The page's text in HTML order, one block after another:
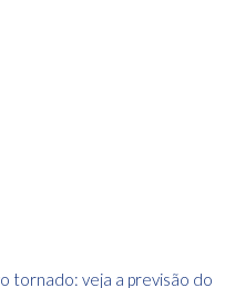
tornado: veja a previsão do